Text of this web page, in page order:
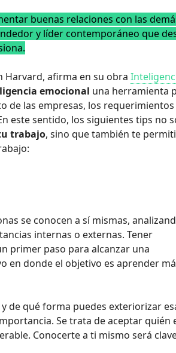
buenas relaciones con las
y líder contemporáneo que
Harvard, afirma en su obra
emocional una herramienta
de las empresas, los requerimientos
este sentido, los siguientes tips no
trabajo, sino que también te
se conocen a sí mismas,
internas o externas. Tener
primer paso para alcanzar una
en donde el objetivo es aprender
de qué forma puedes exteriorizar
Se trata de aceptar quién
Conocerte a ti mismo será